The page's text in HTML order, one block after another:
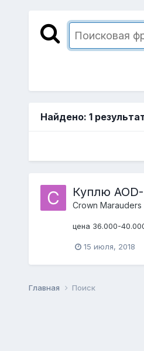
Найдено: 1
Куплю
Crown Marauders
цена 36.000-
15 июля, 2018
Главная Поиск